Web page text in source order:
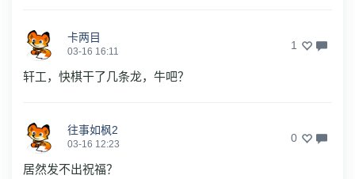
卡两目
03-16 16:11 1
轩工，快棋干了几条龙，牛吧？
往事如枫2
03-16 12:23 0
居然发不出祝福？